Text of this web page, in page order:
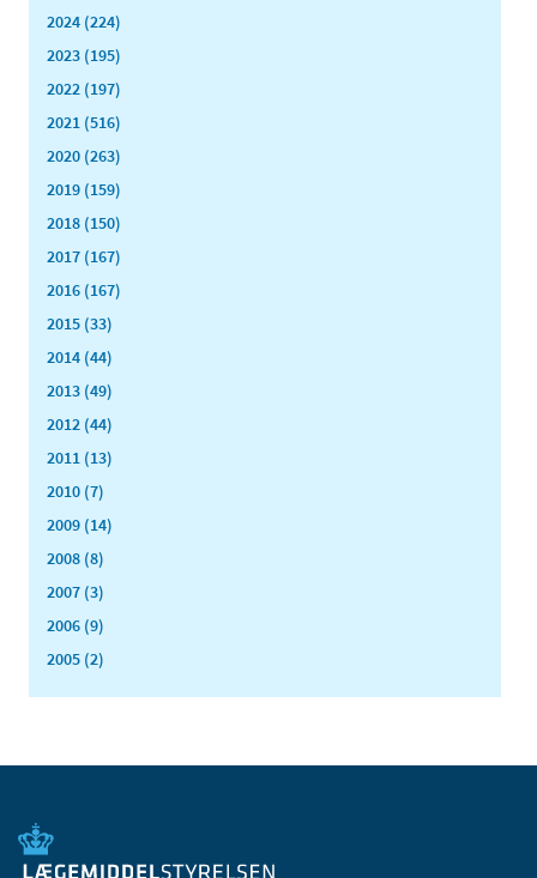
2024 (224)
2023 (195)
2022 (197)
2021 (516)
2020 (263)
2019 (159)
2018 (150)
2017 (167)
2016 (167)
2015 (33)
2014 (44)
2013 (49)
2012 (44)
2011 (13)
2010 (7)
2009 (14)
2008 (8)
2007 (3)
2006 (9)
2005 (2)